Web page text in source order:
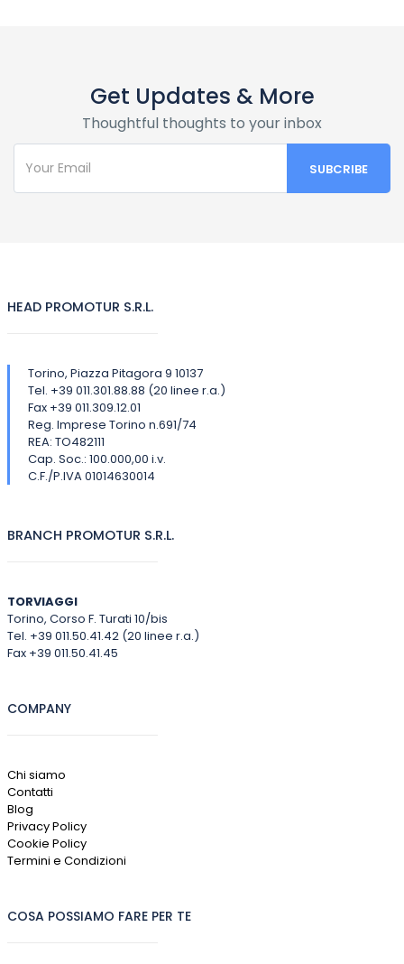
Get Updates & More
Thoughtful thoughts to your inbox
HEAD PROMOTUR S.R.L.
Torino, Piazza Pitagora 9 10137
Tel. +39 011.301.88.88 (20 linee r.a.)
Fax +39 011.309.12.01
Reg. Imprese Torino n.691/74
REA: TO482111
Cap. Soc.: 100.000,00 i.v.
C.F./P.IVA 01014630014
BRANCH PROMOTUR S.R.L.
TORVIAGGI
Torino, Corso F. Turati 10/bis
Tel. +39 011.50.41.42 (20 linee r.a.)
Fax +39 011.50.41.45
COMPANY
Chi siamo
Contatti
Blog
Privacy Policy
Cookie Policy
Termini e Condizioni
COSA POSSIAMO FARE PER TE